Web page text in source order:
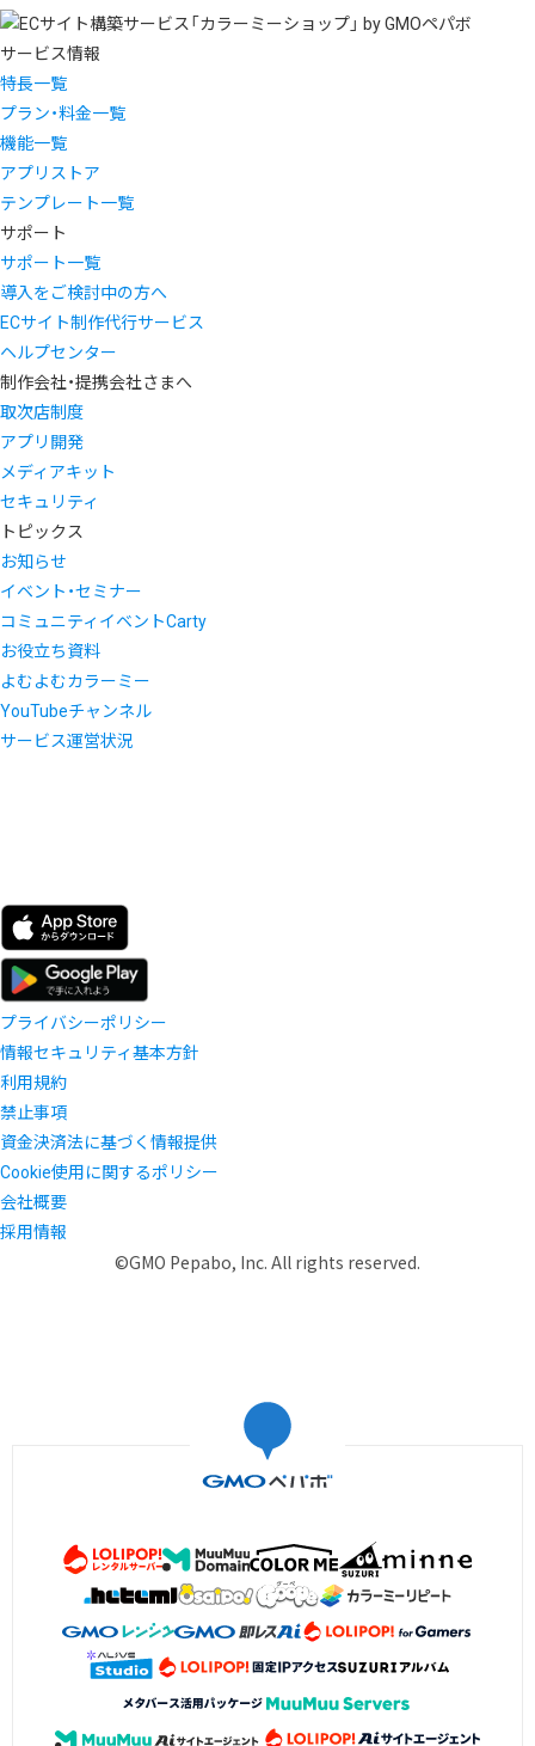
サービス情報
特長一覧
プラン・料金一覧
機能一覧
アプリストア
テンプレート一覧
サポート
サポート一覧
導入をご検討中の方へ
ECサイト制作代行サービス
ヘルプセンター
制作会社・提携会社さまへ
取次店制度
アプリ開発
メディアキット
セキュリティ
トピックス
お知らせ
イベント・セミナー
コミュニティイベントCarty
お役立ち資料
よむよむカラーミー
YouTubeチャンネル
サービス運営状況
プライバシーポリシー
情報セキュリティ基本方針
利用規約
禁止事項
資金決済法に基づく情報提供
Cookie使用に関するポリシー
会社概要
採用情報
©GMO Pepabo, Inc. All rights reserved.